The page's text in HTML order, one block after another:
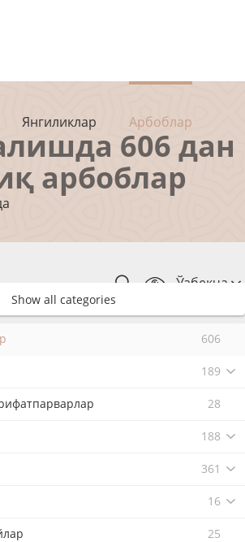
Янгиликлар Арбоблар
Ўзбекча
606 дан
арбоблар
Show all categories
606
189
28
188
361
16
25